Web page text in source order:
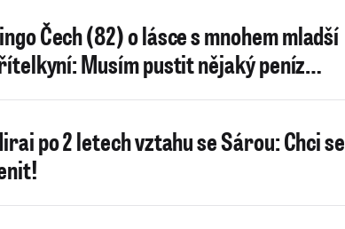
Čech (82) o lásce s mnohem mladší
Musím pustit nějaký peníz…
po 2 letech vztahu se Sárou: Chci se